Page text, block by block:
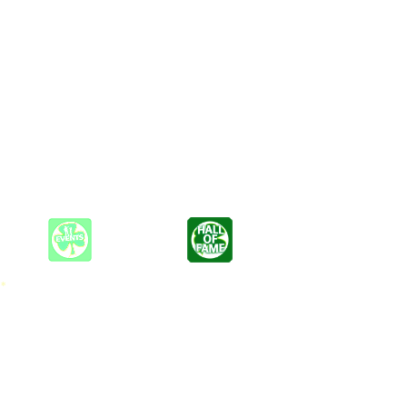
*